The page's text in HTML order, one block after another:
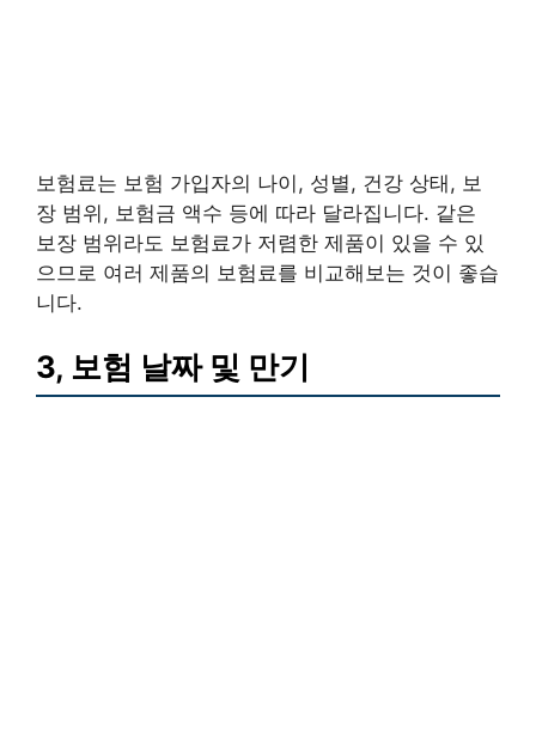
보험료는 보험 가입자의 나이, 성별, 건강 상태, 보
장 범위, 보험금 액수 등에 따라 달라집니다. 같은
보장 범위라도 보험료가 저렴한 제품이 있을 수 있
으므로 여러 제품의 보험료를 비교해보는 것이 좋습
니다.
3, 보험 날짜 및 만기